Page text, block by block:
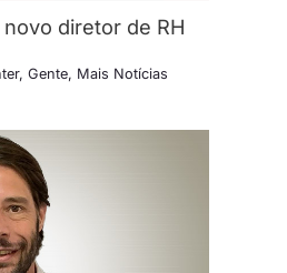
diretor de RH
, Gente, Mais Notícias